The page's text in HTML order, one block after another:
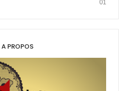
01
A PROPOS